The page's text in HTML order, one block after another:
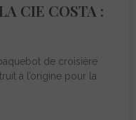
CIE COSTA :
de croisière
à l’origine pour la